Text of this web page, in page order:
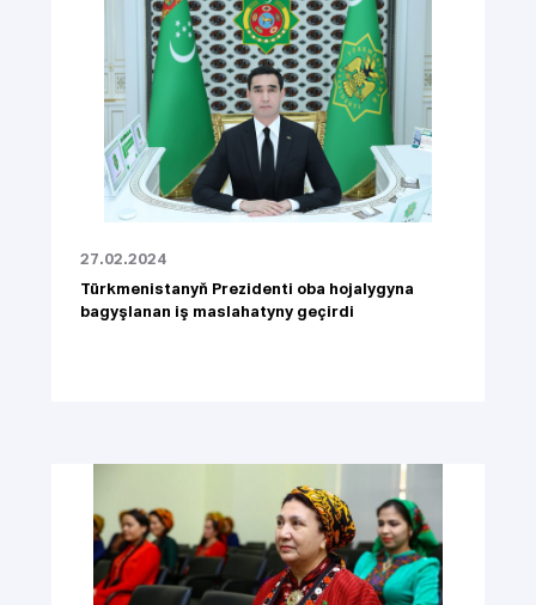
27.02.2024
Türkmenistanyň Prezidenti oba hojalygyna
bagyşlanan iş maslahatyny geçirdi